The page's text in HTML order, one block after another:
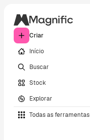
Criar
Início
Buscar
Stock
Explorar
Todas as ferramentas